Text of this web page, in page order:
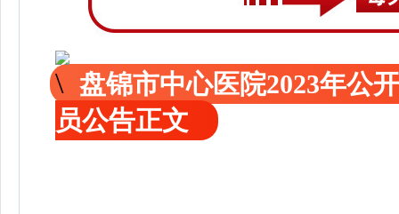
盘锦市中心医院2023年公
员公告正文